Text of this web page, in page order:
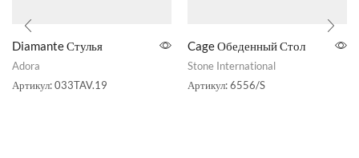
Diamante Стулья
Adora
Артикул:033TAV.19
Cage Обеденный Стол
Stone International
Артикул:6556/S